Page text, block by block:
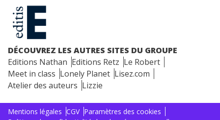
DÉCOUVREZ LES AUTRES SITES DU GROUPE
Editions Nathan Editions Retz Le Robert
Meet in class Lonely Planet Lisez.com
Atelier des auteurs Lizzie
Mentions légales CGV Paramètres des cookies